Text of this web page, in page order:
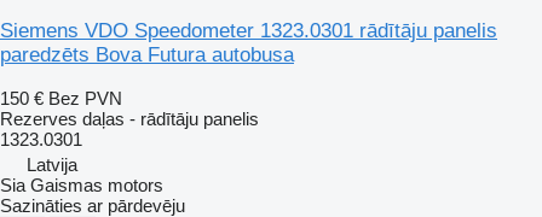
Siemens VDO Speedometer 1323.0301 rādītāju panelis
paredzēts Bova Futura autobusa
150 € Bez PVN
Rezerves daļas - rādītāju panelis
1323.0301
Latvija
Sia Gaismas motors
Sazināties ar pārdevēju